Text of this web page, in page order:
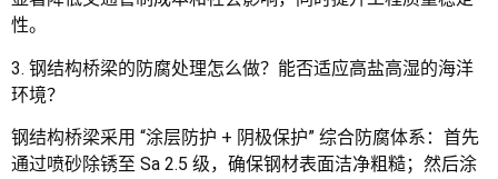
性。
3. 钢结构桥梁的防腐处理怎么做？能否适应高盐高湿的海洋
环境？
钢结构桥梁采用 “涂层防护 + 阴极保护” 综合防腐体系：首先
通过喷砂除锈至 Sa 2.5 级，确保钢材表面洁净粗糙；然后涂